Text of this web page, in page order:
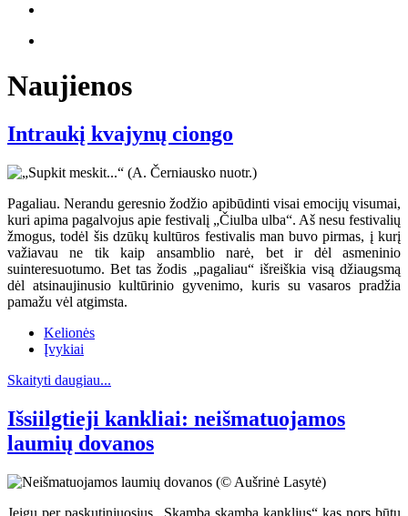
Naujienos
Intraukį kvajynų ciongo
Pagaliau. Nerandu geresnio žodžio apibūdinti visai emocijų visumai,
kuri apima pagalvojus apie festivalį „Čiulba ulba“. Aš nesu festivalių
žmogus, todėl šis dzūkų kultūros festivalis man buvo pirmas, į kurį
važiavau ne tik kaip ansamblio narė, bet ir dėl asmeninio
suinteresuotumo. Bet tas žodis „pagaliau“ išreiškia visą džiaugsmą
dėl atsinaujinusio kultūrinio gyvenimo, kuris su vasaros pradžia
pamažu vėl atgimsta.
Kelionės
Įvykiai
Skaityti daugiau...
Išsiilgtieji kankliai: neišmatuojamos
laumių dovanos
Jeigu per paskutiniuosius „Skamba skamba kanklius“ kas nors būtų